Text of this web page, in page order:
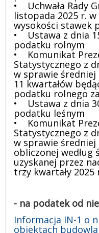
• Uchwała Rady
listopada 2025 r.
wysokości stawek
• Ustawa z dnia
podatku rolnym
• Komunikat
Statystycznego z
w sprawie średniej
11 kwartałów
podatku rolnego
• Ustawa z dnia
podatku leśnym
• Komunikat
Statystycznego z
w sprawie średniej
obliczonej według
uzyskanej przez
trzy kwartały 2025
- na podatek od
Informacja IN-1 o
obiektach